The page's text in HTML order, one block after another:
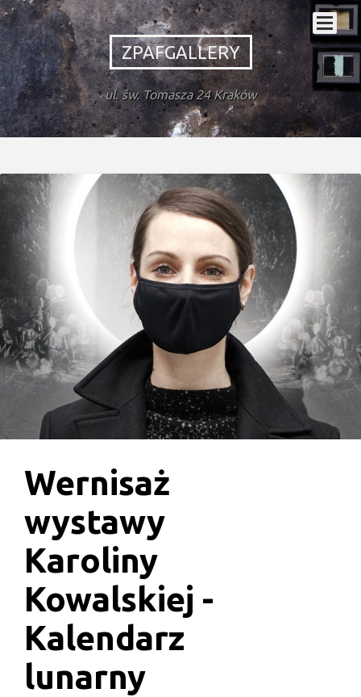
ZPAFGALLERY
ul. św. Tomasza 24 Kraków
Wernisaż
wystawy
Karoliny
Kowalskiej -
Kalendarz
lunarny